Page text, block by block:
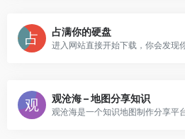
占满你的硬盘
观沧海 – 地图分享知识